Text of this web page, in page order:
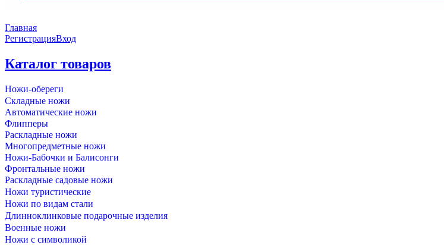
Главная
РегистрацияВход
Каталог товаров
Ножи-обереги
Складные ножи
Автоматические ножи
Флипперы
Раскладные ножи
Многопредметные ножи
Ножи-Бабочки и Балисонги
Фронтальные ножи
Раскладные садовые ножи
Ножи туристические
Ножи по видам стали
Длинноклинковые подарочные изделия
Военные ножи
Ножи с символикой